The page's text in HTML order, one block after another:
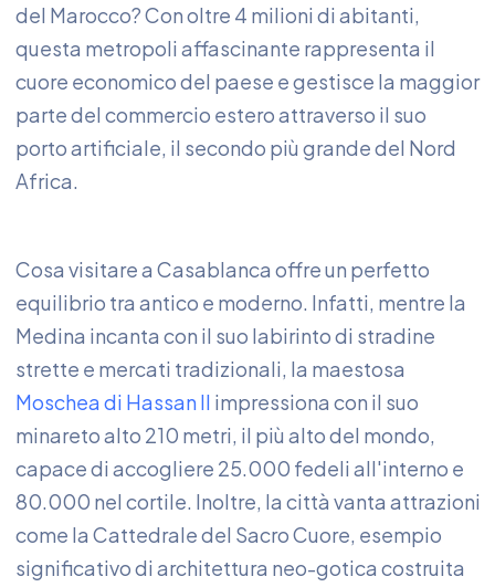
del Marocco? Con oltre 4 milioni di abitanti,
questa metropoli affascinante rappresenta il
cuore economico del paese e gestisce la maggior
parte del commercio estero attraverso il suo
porto artificiale, il secondo più grande del Nord
Africa.
Cosa visitare a Casablanca offre un perfetto
equilibrio tra antico e moderno. Infatti, mentre la
Medina incanta con il suo labirinto di stradine
strette e mercati tradizionali, la maestosa
Moschea di Hassan II impressiona con il suo
minareto alto 210 metri, il più alto del mondo,
capace di accogliere 25.000 fedeli all'interno e
80.000 nel cortile. Inoltre, la città vanta attrazioni
come la Cattedrale del Sacro Cuore, esempio
significativo di architettura neo-gotica costruita